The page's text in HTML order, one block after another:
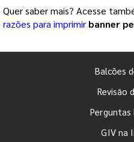
Quer saber mais? Acesse
razões para imprimir banner
Balcões
Revisão
Perguntas
GIV na